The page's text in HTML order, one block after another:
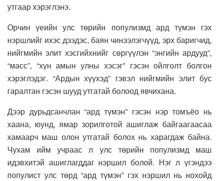
утгаар хэрэглэнэ.
Орчин үеийн улс төрийн популизмд ард түмэн гэх
нэршлийг ихэс дээдэс, баян чинээлэгчүүд, эрх баригчид,
нийгмийн элит хэсгийхнийг сөргүүлэн “энгийн ардууд”,
“масс”, “хүн амын улны хэсэг” гэсэн ойлголт болгон
хэрэглэдэг. “Ардын хүүхэд” гэвэл нийгмийн элит бус
гаралтан гэсэн шууд утгатай болоод явчихана.
Дээр дурьдсанчлан “ард түмэн” гэсэн нэр томъёо нь
хаана, юунд, ямар зорилготой ашиглаж байгаагаасаа
хамаарч маш олон утгатай болох нь харагдаж байна.
Чухам ийм учраас л улс төрийн популизмд маш
идэвхитэй ашиглагддаг нэршил болой. Нэг л үгэндээ
популист улс төрд “ард түмэн” гэх нэршил нь нохойд